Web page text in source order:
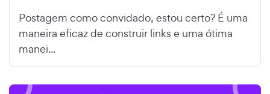
Postagem como convidado, estou certo? É uma
maneira eficaz de construir links e uma ótima
manei...